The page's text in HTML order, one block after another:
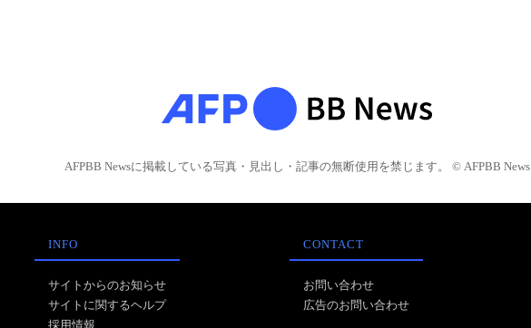
AFPBB Newsに掲載している写真・見出し・記事の無断使用を禁じます。 © AFPBB News
INFO
サイトからのお知らせ
サイトに関するヘルプ
採用情報
CONTACT
お問い合わせ
広告のお問い合わせ